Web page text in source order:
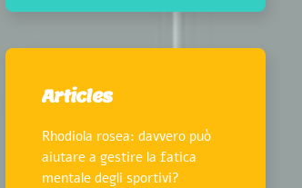
Articles
Rhodiola rosea: davvero può
aiutare a gestire la fatica
mentale degli sportivi?